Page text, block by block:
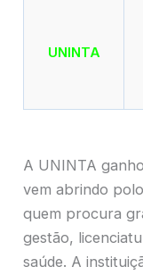
UNINTA
A UNINTA
vem abrindo
quem procura
gestão,
saúde. A